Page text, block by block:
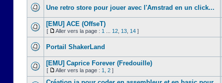
Une retro store pour jouer avec l'Amstrad en un click...
[EMU] ACE (OffseT)
[ Aller vers la page : 1 12 13 14 ]
Portail ShakerLand
[EMU] Caprice Forever (Fredouille)
[ Aller vers la page : 1 2 ]